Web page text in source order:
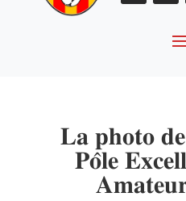
𝐋𝐚 𝐩𝐡𝐨𝐭𝐨
𝐏𝐨̂𝐥𝐞